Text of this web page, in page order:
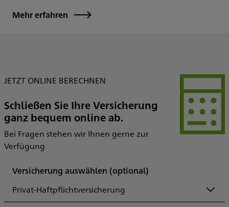
Mehr erfahren
JETZT ONLINE BERECHNEN
Schließen Sie Ihre Versicherung
ganz bequem online ab.
Bei Fragen stehen wir Ihnen gerne zur
Verfügung
Versicherung auswählen (optional)
Privat-Haftpflichtversicherung